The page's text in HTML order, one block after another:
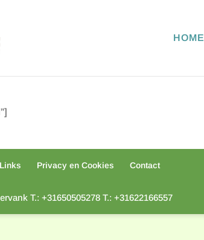
HOME
Links Privacy en Cookies Contact
T.: +31650505278 T.: +31622166557